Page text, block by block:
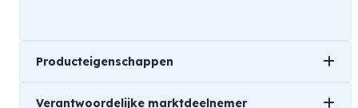
Producteigenschappen
Verantwoordelijke marktdeelnemer